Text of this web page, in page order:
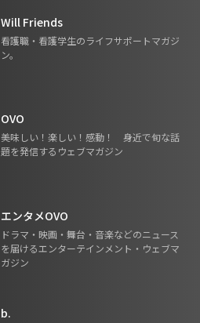
Will Friends
看護職・看護学生のライフサポートマガジ
ン。
OVO
美味しい！楽しい！感動！ 身近で旬な話
題を発信するウェブマガジン
エンタメOVO
ドラマ・映画・舞台・音楽などのニュース
を届けるエンターテインメント・ウェブマ
ガジン
b.